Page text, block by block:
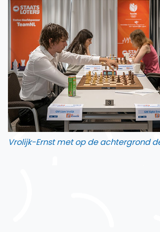
Vrolijk-Ernst met op de achtergrond